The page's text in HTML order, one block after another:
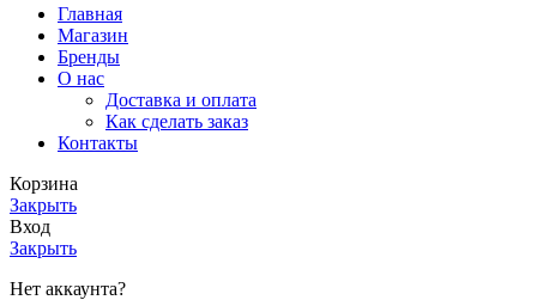
Главная
Магазин
Бренды
О нас
Доставка и оплата
Как сделать заказ
Контакты
Корзина
Закрыть
Вход
Закрыть
Нет аккаунта?